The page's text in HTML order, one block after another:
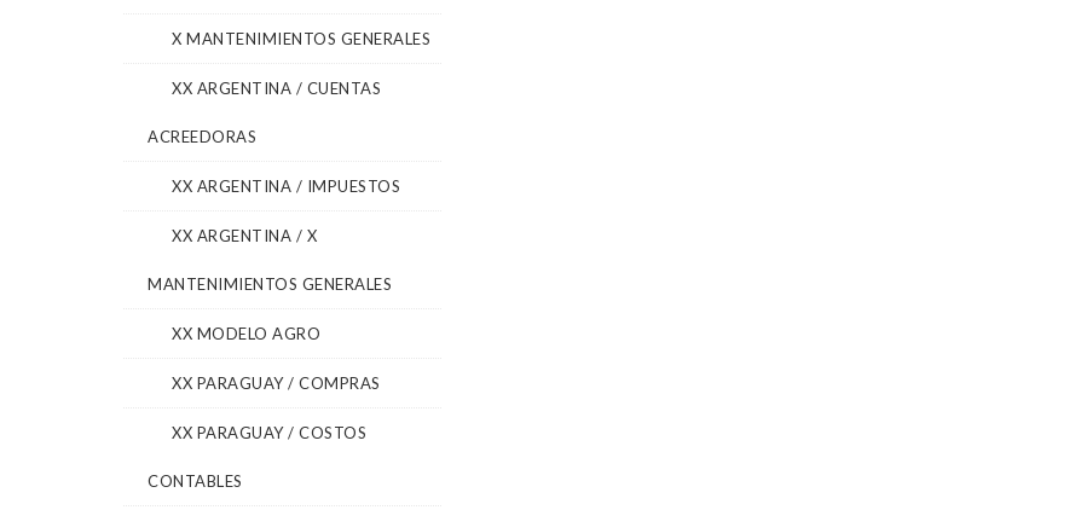
X MANTENIMIENTOS GENERALES
XX ARGENTINA / CUENTAS
ACREEDORAS
XX ARGENTINA / IMPUESTOS
XX ARGENTINA / X
MANTENIMIENTOS GENERALES
XX MODELO AGRO
XX PARAGUAY / COMPRAS
XX PARAGUAY / COSTOS
CONTABLES